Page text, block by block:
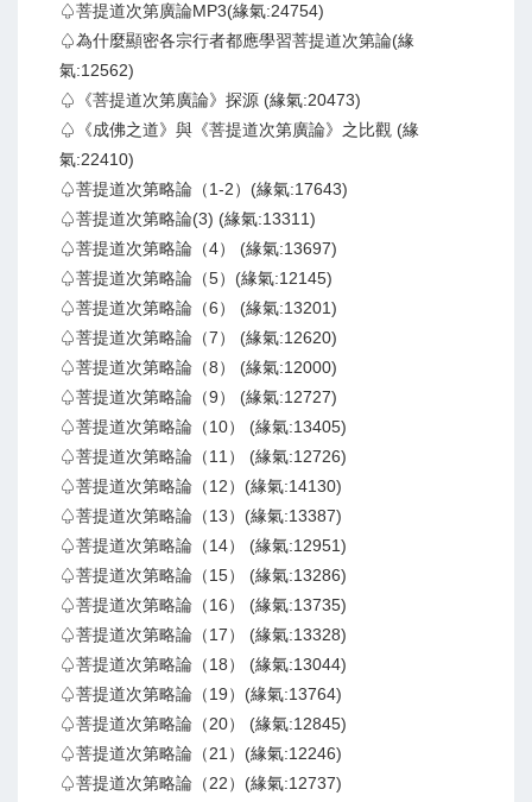
♤菩提道次第廣論MP3(緣氣:24754)
♤為什麼顯密各宗行者都應學習菩提道次第論(緣
氣:12562)
♤《菩提道次第廣論》探源 (緣氣:20473)
♤《成佛之道》與《菩提道次第廣論》之比觀 (緣
氣:22410)
♤菩提道次第略論（1-2）(緣氣:17643)
♤菩提道次第略論(3) (緣氣:13311)
♤菩提道次第略論（4） (緣氣:13697)
♤菩提道次第略論（5）(緣氣:12145)
♤菩提道次第略論（6） (緣氣:13201)
♤菩提道次第略論（7） (緣氣:12620)
♤菩提道次第略論（8） (緣氣:12000)
♤菩提道次第略論（9） (緣氣:12727)
♤菩提道次第略論（10） (緣氣:13405)
♤菩提道次第略論（11） (緣氣:12726)
♤菩提道次第略論（12）(緣氣:14130)
♤菩提道次第略論（13）(緣氣:13387)
♤菩提道次第略論（14） (緣氣:12951)
♤菩提道次第略論（15） (緣氣:13286)
♤菩提道次第略論（16） (緣氣:13735)
♤菩提道次第略論（17） (緣氣:13328)
♤菩提道次第略論（18） (緣氣:13044)
♤菩提道次第略論（19）(緣氣:13764)
♤菩提道次第略論（20） (緣氣:12845)
♤菩提道次第略論（21）(緣氣:12246)
♤菩提道次第略論（22）(緣氣:12737)